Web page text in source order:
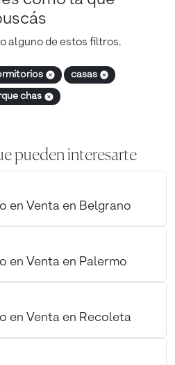
alguno de estos filtros.
casas
chas
pueden interesarte
en Venta en Belgrano
en Venta en Palermo
en Venta en Recoleta